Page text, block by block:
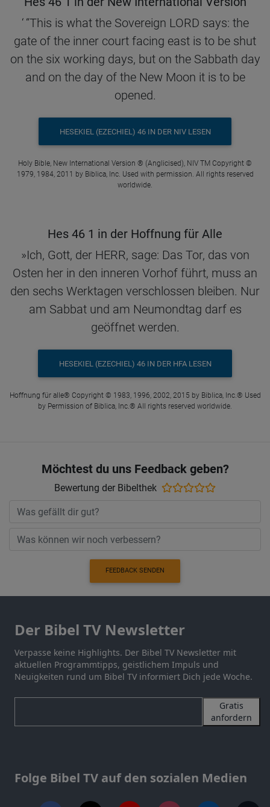
‘ “This is what the Sovereign LORD says: the
gate of the inner court facing east is to be shut
on the six working days, but on the Sabbath day
and on the day of the New Moon it is to be
opened.
HESEKIEL (EZECHIEL) 46 IN DER NIV LESEN
Holy Bible, New International Version ® (Anglicised), NIV TM Copyright ©
1979, 1984, 2011 by Biblica, Inc. Used with permission. All rights reserved
worldwide.
Hes 46 1 in der Hoffnung für Alle
»Ich, Gott, der HERR, sage: Das Tor, das von
Osten her in den inneren Vorhof führt, muss an
den sechs Werktagen verschlossen bleiben. Nur
am Sabbat und am Neumondtag darf es
geöffnet werden.
HESEKIEL (EZECHIEL) 46 IN DER HFA LESEN
Hoffnung für alle® Copyright © 1983, 1996, 2002, 2015 by Biblica, Inc.® Used
by Permission of Biblica, Inc.® All rights reserved worldwide.
Möchtest du uns Feedback geben?
Bewertung der Bibelthek
FEEDBACK SENDEN
Der Bibel TV Newsletter
Verpasse keine Highlights. Der Bibel TV Newsletter mit
aktuellen Programmtipps, geistlichem Impuls und
Neuigkeiten rund um Bibel TV informiert Dich jede Woche.
Gratis
anfordern
Folge Bibel TV auf den sozialen Medien